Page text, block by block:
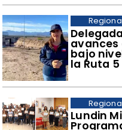
avances
bajo
la Ruta
​Lundin